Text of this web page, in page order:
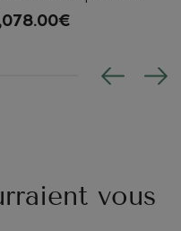
€
vous